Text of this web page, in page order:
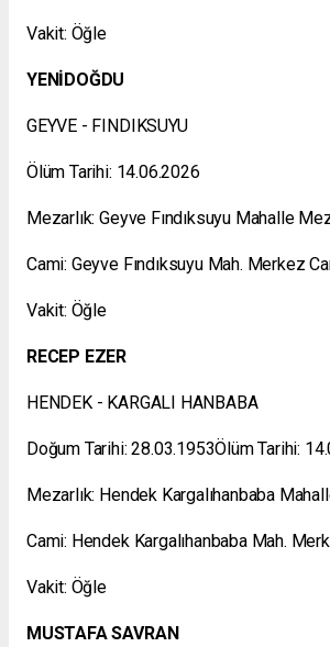
Vakit: Öğle
YENİDOĞDU
GEYVE - FINDIKSUYU
Ölüm Tarihi: 14.06.2026
Mezarlık: Geyve Fındıksuyu Mahalle
Cami: Geyve Fındıksuyu Mah. Merkez
Vakit: Öğle
RECEP EZER
HENDEK - KARGALI HANBABA
Doğum Tarihi: 28.03.1953Ölüm Tarihi:
Mezarlık: Hendek Kargalıhanbaba
Cami: Hendek Kargalıhanbaba Mah.
Vakit: Öğle
MUSTAFA SAVRAN